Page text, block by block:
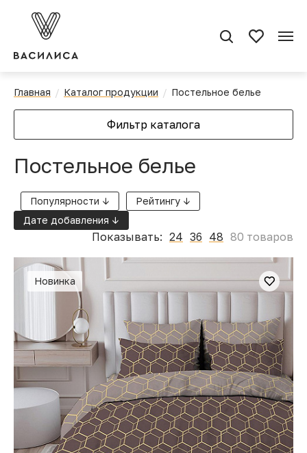
Главная Каталог продукции Постельное белье
Фильтр каталога
Постельное белье
Популярности ↓
Рейтингу ↓
Дате добавления ↓
Показывать: 24 36 48 80 товаров
Новинка